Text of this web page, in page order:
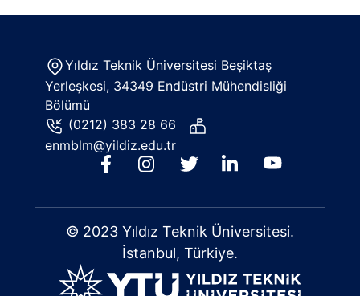
Yıldız Teknik Üniversitesi Beşiktaş
Yerleşkesi, 34349 Endüstri Mühendisliği
Bölümü
(0212) 383 28 66
enmblm@yildiz.edu.tr
© 2023 Yıldız Teknik Üniversitesi.
İstanbul, Türkiye.